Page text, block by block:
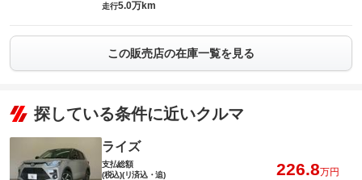
走行5.0万km
この販売店の在庫一覧を見る
探している条件に近いクルマ
ライズ
支払総額
(税込)(リ済込・追)
226.8万円